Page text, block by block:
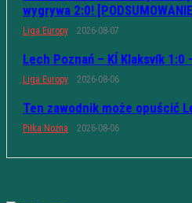
wygrywa 2:0!
Liga Europy 2026-08-07
Lech Poznań – KÍ Klaksvík 1:0
Liga Europy 2026-08-06
Ten zawodnik może opuścić
Piłka Nożna 2026-08-06